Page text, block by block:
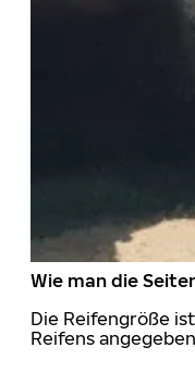
Wie man die
Die Reifengröße
Reifens